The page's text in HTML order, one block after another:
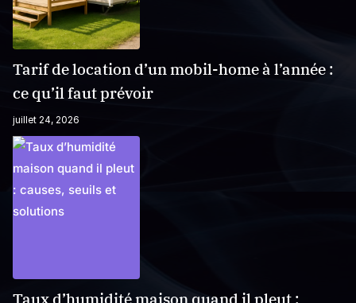
Tarif de location d’un mobil-home à l’année :
ce qu’il faut prévoir
juillet 24, 2026
Taux d’humidité maison quand il pleut :